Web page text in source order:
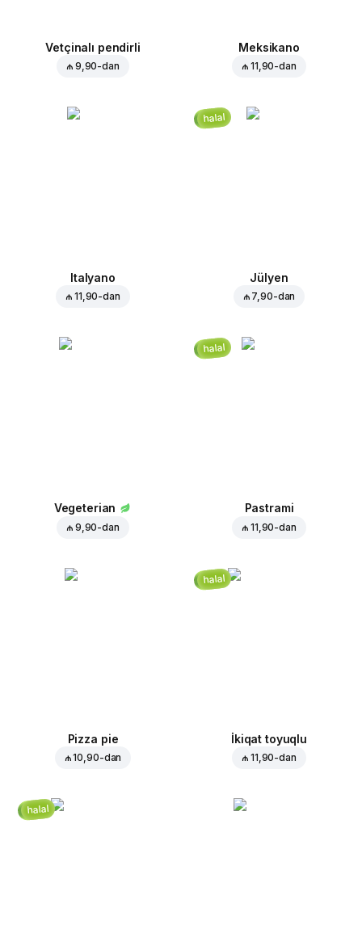
Vetçinalı pendirli
₼ 9,90-dan
Meksikano
₼ 11,90-dan
Italyano
₼ 11,90-dan
halal
Jülyen
₼ 7,90-dan
Vegeterian
₼ 9,90-dan
halal
Pastrami
₼ 11,90-dan
Pizza pie
₼ 10,90-dan
halal
İkiqat toyuqlu
₼ 11,90-dan
halal